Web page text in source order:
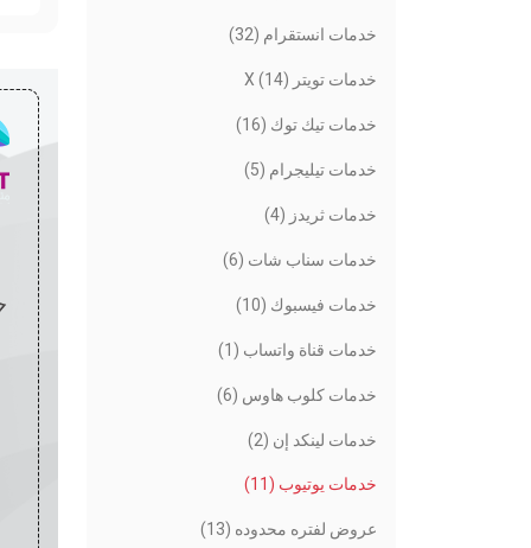
خدمات انستقرام (32)
خدمات تويتر X (14)
خدمات تيك توك (16)
خدمات تيليجرام (5)
خدمات ثريدز (4)
خدمات سناب شات (6)
خدمات فيسبوك (10)
خدمات قناة واتساب (1)
خدمات كلوب هاوس (6)
خدمات لينكد إن (2)
خدمات يوتيوب (11)
عروض لفتره محدوده (13)